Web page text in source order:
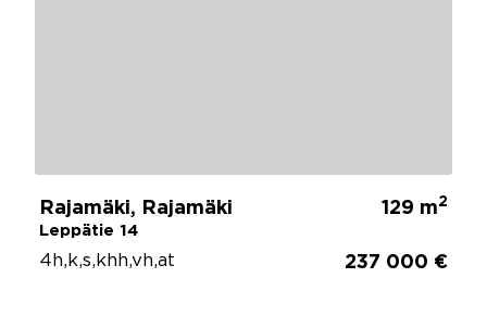
Rajamäki, Rajamäki
Leppätie 14
129 m2
4h,k,s,khh,vh,at 237 000 €